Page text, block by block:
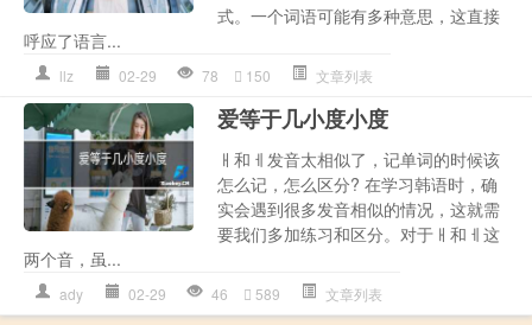
式。一个词语可能有多种意思，这直接
呼应了语言...
llz 02-29 78 150 文章列表
爱等于几小度小度
ㅐ和ㅔ发音太相似了，记单词的时候该
怎么记，怎么区分? 在学习韩语时，确
实会遇到很多发音相似的情况，这就需
要我们多加练习和区分。对于ㅐ和ㅔ这
两个音，虽...
ady 02-29 46 589 文章列表